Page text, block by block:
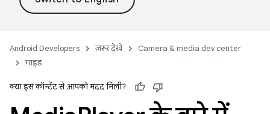
Android Developers ज़रूर देखें
Camera & media dev center
गाइड
क्या इस कॉन्टेंट से आपको मदद मिली?